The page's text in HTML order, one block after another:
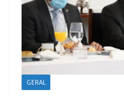
GERAL